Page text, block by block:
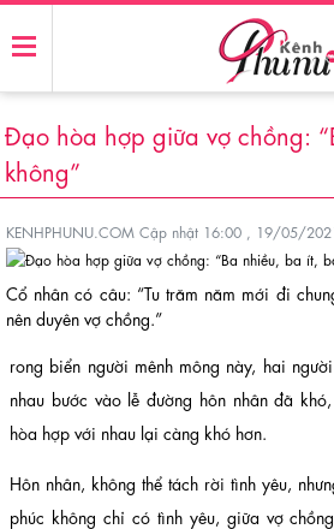
Đạo hòa hợp giữa vợ chồng:
không”
KENHPHUNU.COM Cập nhật 16:00 , 19/05/
Cổ nhân có câu: “Tu trăm năm mới đi
nên duyên vợ chồng.”
rong biển người mênh mông này, hai
nhau bước vào lễ đường hôn nhân đã
hòa hợp với nhau lại càng khó hơn.
Hôn nhân, không thể tách rời tình yêu,
phúc không chỉ có tình yêu, giữa vợ